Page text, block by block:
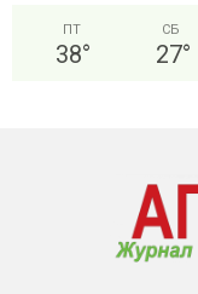
ПТ
38°
СБ
27°